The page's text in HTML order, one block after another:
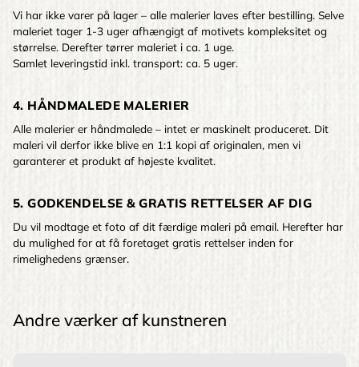
Vi har ikke varer på lager – alle malerier laves efter bestilling. Selve
maleriet tager 1-3 uger afhængigt af motivets kompleksitet og
størrelse. Derefter tørrer maleriet i ca. 1 uge.
Samlet leveringstid inkl. transport: ca. 5 uger.
4. HÅNDMALEDE MALERIER
Alle malerier er håndmalede – intet er maskinelt produceret. Dit
maleri vil derfor ikke blive en 1:1 kopi af originalen, men vi
garanterer et produkt af højeste kvalitet.
5. GODKENDELSE & GRATIS RETTELSER AF DIG
Du vil modtage et foto af dit færdige maleri på email. Herefter har
du mulighed for at få foretaget gratis rettelser inden for
rimelighedens grænser.
Andre værker af kunstneren